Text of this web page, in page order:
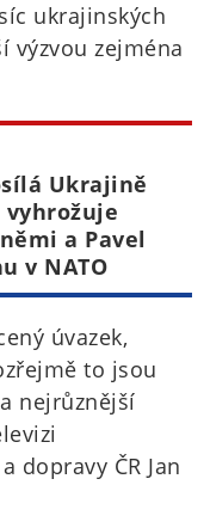
ukrajinských
výzvou zejména
Ukrajině
a Pavel
v NATO
úvazek,
to jsou
nejrůznější
dopravy ČR Jan